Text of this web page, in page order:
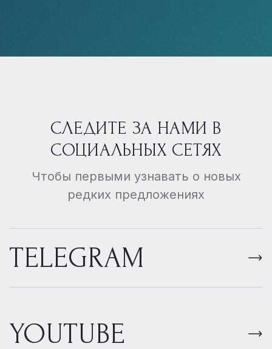
СЛЕДИТЕ ЗА НАМИ В
СОЦИАЛЬНЫХ СЕТЯХ
Чтобы первыми узнавать о новых
редких предложениях
TELEGRAM
YOUTUBE